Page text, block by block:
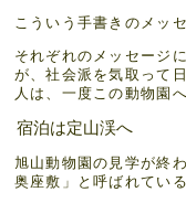
こういう手書きのメッ
それぞれのメッセージ
が、社会派を気取って
人は、一度この動物園
宿泊は定山渓へ
旭山動物園の見学が終
奥座敷」と呼ばれてい